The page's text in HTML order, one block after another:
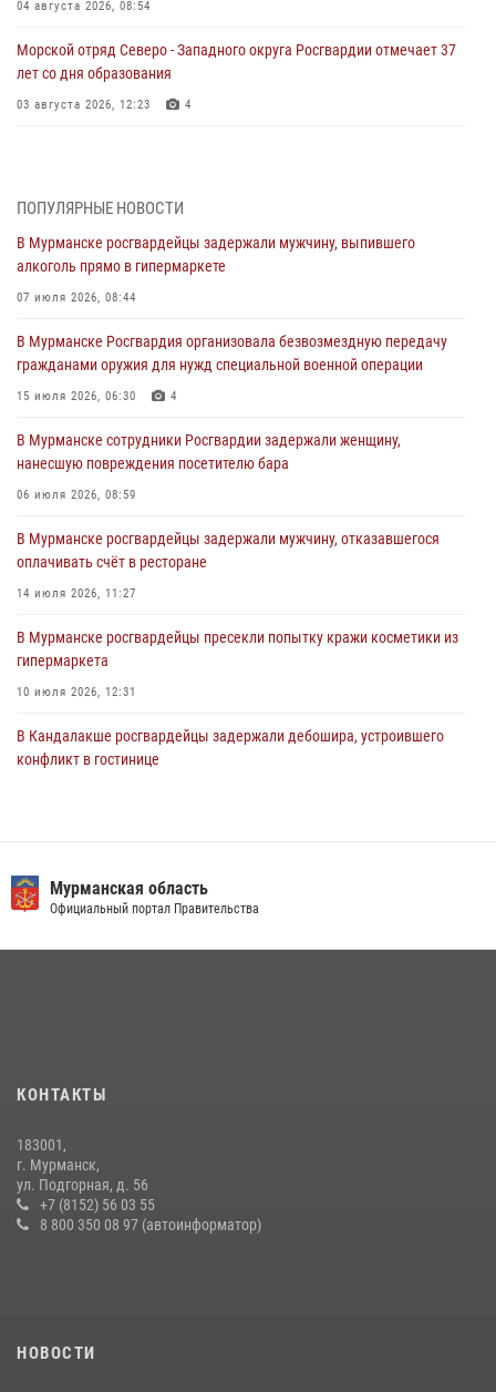
04 августа 2026, 08:54
Морской отряд Северо - Западного округа Росгвардии отмечает 37
лет со дня образования
03 августа 2026, 12:23 4
Сотрудники Росгвардии провели инструктаж по
антитеррористической защищенности для членов избирательных
31 июля 2026, 08:48 3
Сотрудники Росгвардии задержали мужчину, не оплатившего счет в
30 июля 2026, 14:09
В Управлении Росгвардии по Мурманской области прошло пожарно-
30 июля 2026, 14:05
В Управлении Росгвардии по Мурманской области состоялось
равноапостольного великого князя Владимира
29 июля 2026, 12:17
ПОПУЛЯРНЫЕ НОВОСТИ
В Мурманске росгвардейцы задержали мужчину, выпившего
алкоголь прямо в гипермаркете
07 июля 2026, 08:44
В Мурманске Росгвардия организовала безвозмездную передачу
гражданами оружия для нужд специальной военной операции
15 июля 2026, 06:30 4
В Мурманске сотрудники Росгвардии задержали женщину,
нанесшую повреждения посетителю бара
06 июля 2026, 08:59
В Мурманске росгвардейцы задержали мужчину, отказавшегося
оплачивать счёт в ресторане
14 июля 2026, 11:27
В Мурманске росгвардейцы пресекли попытку кражи косметики из
гипермаркета
10 июля 2026, 12:31
В Кандалакше росгвардейцы задержали дебошира, устроившего
конфликт в гостинице
магазине - буфете
15 июля 2026, 14:01
В Мурманске сотрудники Росгвардии задержали мужчину,
скрывавшегося от правосудия
16 июля 2026, 08:31
Мурманская область
Официальный портал Правительства
КОНТАКТЫ
183001,
г. Мурманск,
ул. Подгорная, д. 56
+7 (8152) 56 03 55
8 800 350 08 97 (автоинформатор)
НОВОСТИ